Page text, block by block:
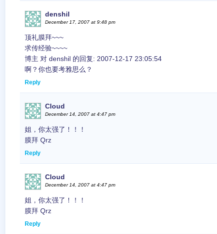
denshil
December 17, 2007 at 9:48 pm
顶礼膜拜~~~
求传经验~~~~
博主 对 denshil 的回复: 2007-12-17 23:05:54
啊？你也要考雅思么？
Reply
Cloud
December 14, 2007 at 4:47 pm
姐，你太强了！！！
膜拜 Qrz
Reply
Cloud
December 14, 2007 at 4:47 pm
姐，你太强了！！！
膜拜 Qrz
Reply